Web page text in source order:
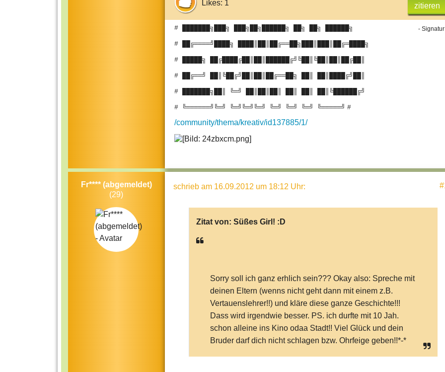
Likes: 1 zitieren
-
# ███████╗███╗ ███╗██╗██████╗ ██╗ ██╗ ██████╗
# ██╔════╝████╗ ████║██║██╔══██╗███║███║██╔═████╗
# █████╗ ██╔████╔██║██║██████╔╝╚██║╚██║██║██╔██║
# ██╔══╝ ██║╚██╔╝██║██║██╔══██╗ ██║ ██║████╔╝██║
# ███████╗██║ ╚═╝ ██║██║██║ ██║ ██║ ██║╚██████╔╝
# ╚══════╝╚═╝ ╚═╝╚═╝╚═╝ ╚═╝ ╚═╝ ╚═╝ ╚═════╝ #
/community/thema/kreativ/id137885/1/
Fr**** (abgemeldet)
(29)
schrieb am 16.09.2012 um 18:12 Uhr:
Zitat von: Süßes Girl! :D
Sorry soll ich ganz erhlich sein??? Okay also: Spreche mit
deinen Eltern (wenns nicht geht dann mit einem z.B.
Vertauenslehrer!!) und kläre diese ganze Geschichte!!!
Dass wird irgendwie besser. PS. ich durfte mit 10 Jah.
schon alleine ins Kino odaa Stadt!! Viel Glück und dein
Bruder darf dich nicht schlagen bzw. Ohrfeige geben!!*-*